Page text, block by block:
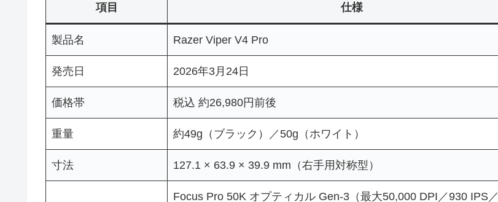
項目 仕様
製品名 Razer Viper V4 Pro
発売日 2026年3月24日
価格帯 税込 約26,980円前後
重量 約49g（ブラック）／50g（ホワイト）
寸法 127.1 × 63.9 × 39.9 mm（右手用対称型）
Focus Pro 50K オプティカル Gen-3（最大50,000 DPI／930 IPS／